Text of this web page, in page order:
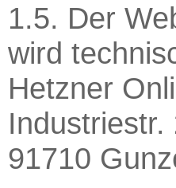
1.5. Der
wird
Hetzner
Industriestr.
91710